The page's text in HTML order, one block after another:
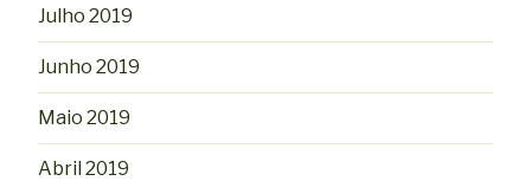
Julho 2019
Junho 2019
Maio 2019
Abril 2019